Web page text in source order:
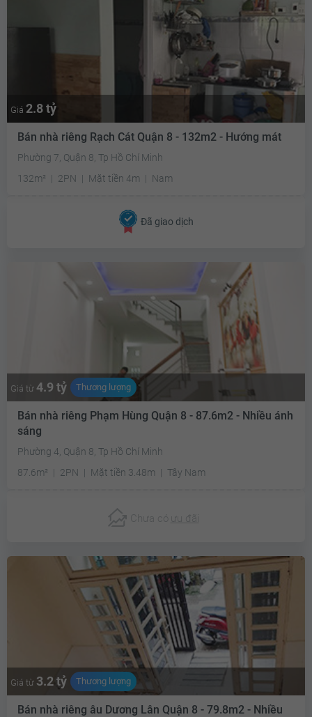
Giá 2.8 tỷ
Bán nhà riêng Rạch Cát Quận 8 - 132m2 - Hướng mát
Phường 7, Quận 8, Tp Hồ Chí Minh
132m²
2PN Mặt tiền 4m Nam
Đã giao dịch
Giá từ 4.9 tỷ Thương lượng
Bán nhà riêng Phạm Hùng Quận 8 - 87.6m2 - Nhiều ánh
sáng
Phường 4, Quận 8, Tp Hồ Chí Minh
87.6m²
2PN Mặt tiền 3.48m Tây Nam
Chưa có ưu đãi
Giá từ 3.2 tỷ Thương lượng
Bán nhà riêng âu Dương Lân Quận 8 - 79.8m2 - Nhiều